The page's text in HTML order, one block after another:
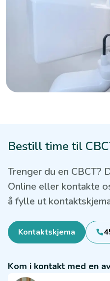
Bestill time til
Trenger du en CBCT?
Online eller kontakte
å fylle ut
Kontaktskjema
Kom i kontakt med en